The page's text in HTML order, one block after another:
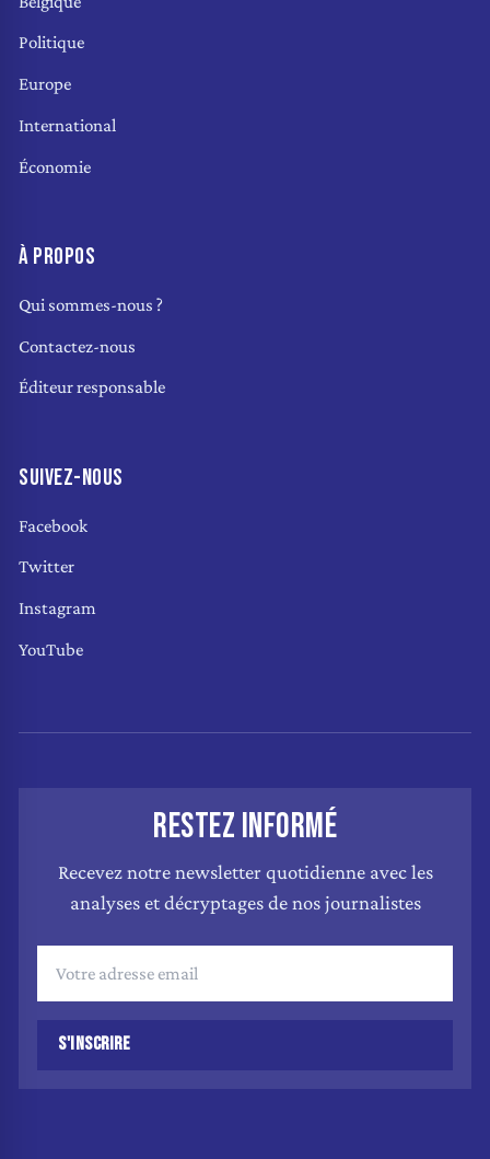
Politique
Europe
International
Économie
À PROPOS
Qui sommes-nous ?
Contactez-nous
Éditeur responsable
SUIVEZ-NOUS
Facebook
Twitter
Instagram
YouTube
RESTEZ INFORMÉ
Recevez notre newsletter quotidienne avec les
analyses et décryptages de nos journalistes
S'INSCRIRE